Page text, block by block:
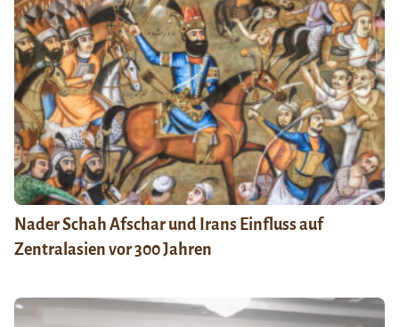
Nader Schah Afschar und Irans Einfluss auf
Zentralasien vor 300 Jahren